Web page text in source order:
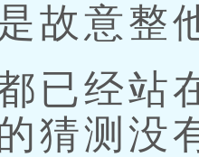
故意整
经站在
猜测没